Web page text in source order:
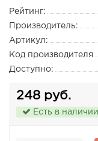
Рейтинг:
Производитель:
Артикул:
Код производителя
Доступно:
248 руб.
Есть в наличии